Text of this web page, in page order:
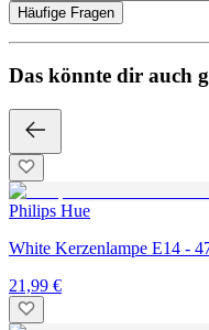
Häufige Fragen
Das könnte dir auch
Philips Hue
White Kerzenlampe E14 -
21,99 €